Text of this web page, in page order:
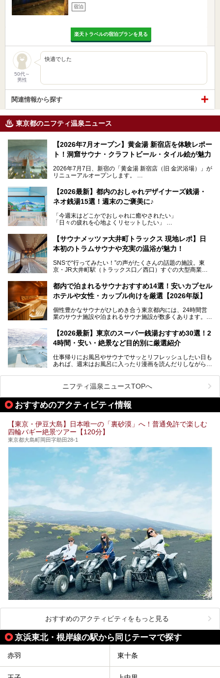
宿泊
楽天トラベルの宿泊プランを見る
50代～
男性
快適でした
関連情報から探す
東京都のニフティ温泉ニュース
【2026年7月オープン】黄金湯 新宿店を体験レポー
ト！洞窟サウナ・クラフトビール・タイル絵が魅力
2026年7月7日、新宿の「黄金湯 新宿店（旧 金沢浴場）」が
リニューアルオープンします。
レトロでノスタルジックなタイル絵はそのまま、昔からここ
を知る地元の人にも、新しく足を運んでくれる人にも愛され
る、今の時代の"銭湯"として生まれ変わりました。洞窟のよ
ビアバーなど、新しく登場したスポットも併せて紹介しま
す。充実した設備があるのに、基本の入浴料が銭湯価格の5
【2026最新】都内のおしゃれデザイナーズ銭湯・
ネオ銭湯15選！週末のご褒美に♪
「今週末はどこかでおしゃれに癒やされたい」
「日々の疲れを心地よくリセットしたい」
となっている新しいスタイルの銭湯です。
最近、SNSやメディアで「デザイナーズ銭湯」や「ネオ銭
本記事では、そもそもこれらがどんな銭湯なのか、その気に
いおしゃれな名店15選を、おすすめの順番で一挙にご紹介
します。
【サウナメッツァ大井町トラックス 現地レポ】日
本初のトラムサウナや充実の温浴が魅力！
SNSで“行ってみたい！”の声がたくさんの話題の施設。東
京・JR大井町駅（トラックス口／西口）すぐの大型商業施
ツァ大井町トラックス」がニューオープン。施設の様子をレ
ポ―トします。
都内で泊まれるサウナおすすめ14選！安いカプセル
ホテルや女性・カップル向けを厳選【2026年版】
個性豊かなサウナがひしめき合う東京都内には、24時間営
業のサウナ施設や泊まれるサウナ施設が数多くあります。
を旅の目的とする「サ旅」や自分へのご褒美のための宿泊な
ど、自分の好きなタイミングで好きなだけサ活ができるのが
魅力です。
最近では、男性専用施設だけでなく、カップルや女性に嬉し
い個室サウナも増えてきました。
ら、特におすすめしたい施設14選をご紹介します。
してみてください。
【2026最新】東京のスーパー銭湯おすすめ30選！2
4時間・安い・絶景など目的別に厳選紹介
仕事帰りにお風呂やサウナでサッとリフレッシュしたい日も
あれば、週末はお風呂に入ったり漫画を読んだりしながら一
また、終電を逃してしまい、「このまま朝までゆっくりでき
る場所があれば」と探した経験がある人も多いのではないで
しょうか。
そこで本記事では、東京でおすすめのスーパー銭湯を、目的
24時間営業で宿泊できる施設や、1,000円以下で楽しめる安
い施設、デートや休日レジャーにもぴったりなエンタメ要素
が充実した施設など、利用のシーンに合わせて参考にしてく
ださい。
ニフティ温泉ニュースTOPへ
おすすめのアクティビティ情報
【東京・伊豆大島】日本唯一の「裏砂漠」へ！普通免許で楽しむ
四輪バギー絶景ツアー【120分】
東京都大島町岡田字助田28-1
おすすめのアクティビティをもっと見る
京浜東北・根岸線の駅から同じテーマで探す
赤羽 東十条